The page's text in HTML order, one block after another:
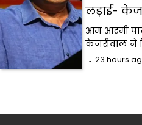
लड़ाई-
आम आदमी
केजरीवाल ने
23 hours